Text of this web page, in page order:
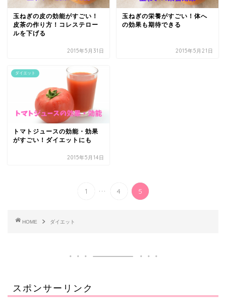
玉ねぎの皮の効能がすごい！
皮茶の作り方！コレステロー
ルを下げる
2015年5月31日
玉ねぎの栄養がすごい！体へ
の効果も期待できる
2015年5月21日
ダイエット
トマトジュースの効能・効果
がすごい！ダイエットにも
2015年5月14日
1 ... 4 5
HOME ダイエット
スポンサーリンク